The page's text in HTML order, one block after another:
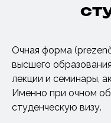
Очная форма
высшего
лекции и семинары,
Именно при очном
студенческую визу.